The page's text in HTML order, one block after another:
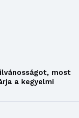
most
a kegyelmi